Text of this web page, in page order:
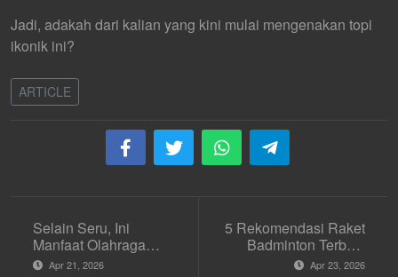
Jadi, adakah dari kalian yang kini mulai mengenakan topi
ikonik ini?
ARTICLE
Selain Seru, Ini
Manfaat Olahraga
Arung Jeram
Apr 21, 2026
5 Rekomendasi Raket
Badminton Terbaik
untuk Pemula hingga
Apr 23, 2026